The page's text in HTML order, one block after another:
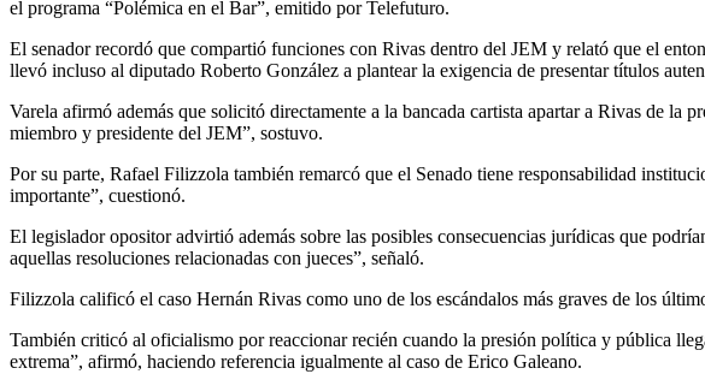
el programa “Polémica en el Bar”, emitido por Telefuturo.
El senador recordó que compartió funciones con Rivas dentro del JEM y relató que el
llevó incluso al diputado Roberto González a plantear la exigencia de presentar títulos
Varela afirmó además que solicitó directamente a la bancada cartista apartar a Rivas de
miembro y presidente del JEM”, sostuvo.
Por su parte, Rafael Filizzola también remarcó que el Senado tiene responsabilidad
importante”, cuestionó.
El legislador opositor advirtió además sobre las posibles consecuencias jurídicas que
aquellas resoluciones relacionadas con jueces”, señaló.
Filizzola calificó el caso Hernán Rivas como uno de los escándalos más graves de los
También criticó al oficialismo por reaccionar recién cuando la presión política y pública
extrema”, afirmó, haciendo referencia igualmente al caso de Erico Galeano.